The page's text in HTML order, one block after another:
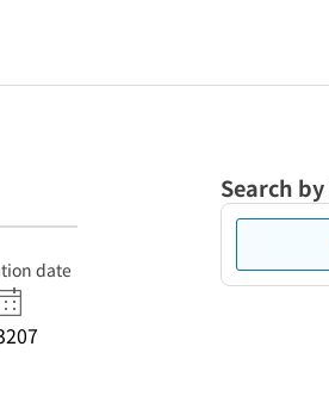
date
Search